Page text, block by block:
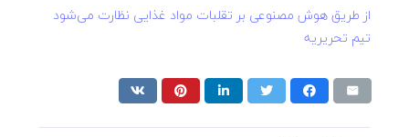
از طریق هوش ‌مصنوعی بر تقلبات مواد غذایی نظارت می‌شود
تیم تحریریه